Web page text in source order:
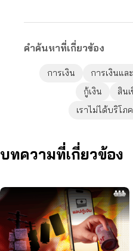
คำค้นหาที่เกี่ยวข้อง
การเงิน การเงินแล
กู้เงิน
สินเ
เราไม่ได้บริโ
บทความที่เกี่ยวข้อง